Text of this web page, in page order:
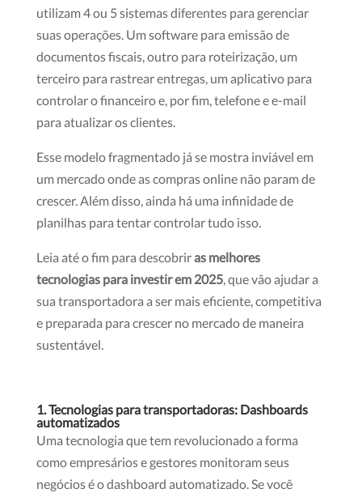
utilizam 4 ou 5 sistemas diferentes para gerenciar
suas operações. Um software para emissão de
documentos fiscais, outro para roteirização, um
terceiro para rastrear entregas, um aplicativo para
controlar o financeiro e, por fim, telefone e e-mail
para atualizar os clientes.
Esse modelo fragmentado já se mostra inviável em
um mercado onde as compras online não param de
crescer. Além disso, ainda há uma infinidade de
planilhas para tentar controlar tudo isso.
Leia até o fim para descobriras melhores
tecnologias para investir em 2025, que vão ajudar a
sua transportadora a ser mais eficiente, competitiva
e preparada para crescer no mercado de maneira
sustentável.
1. Tecnologias para transportadoras: Dashboards
automatizados
Uma tecnologia que tem revolucionado a forma
como empresários e gestores monitoram seus
negócios é o dashboard automatizado. Se você